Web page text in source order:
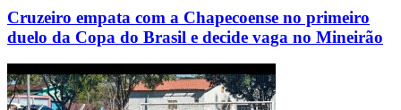
Cruzeiro empata com a Chapecoense no primeiro
duelo da Copa do Brasil e decide vaga no Mineirão